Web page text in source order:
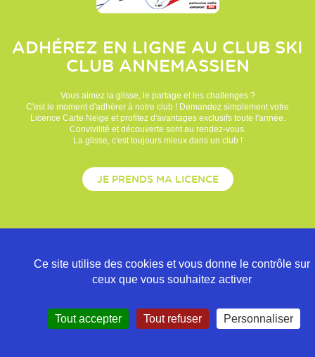
ADHÉREZ EN LIGNE AU CLUB SKI
CLUB ANNEMASSIEN
Vous aimez la glisse, le partage et les challenges ?
C'est le moment d'adhérer à notre club ! Demandez simplement votre
Licence Carte Neige et profitez d'avantages exclusifs toute l'année.
Convivilité et découverte sont au rendez-vous.
La glisse, c'est toujours mieux dans un club !
JE PRENDS MA LICENCE
Ce site utilise des cookies et vous donne le contrôle sur
ceux que vous souhaitez activer
Tout accepter Tout refuser Personnaliser